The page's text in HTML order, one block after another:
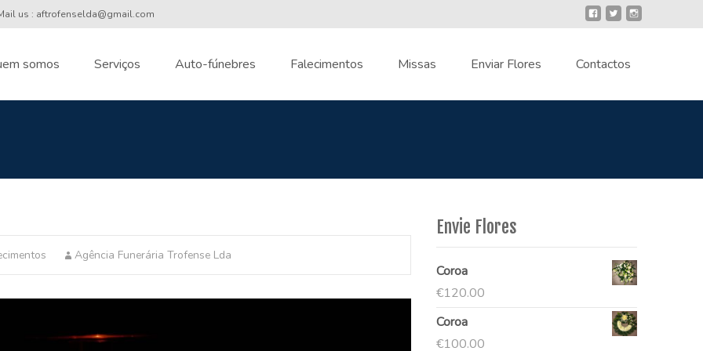
us : aftrofenselda@gmail.com
somos Serviços Auto-fúnebres Falecimentos Missas Enviar Flores Contactos
Agência Funerária Trofense Lda
Envie Flores
Coroa
€120.00
Coroa
€100.00